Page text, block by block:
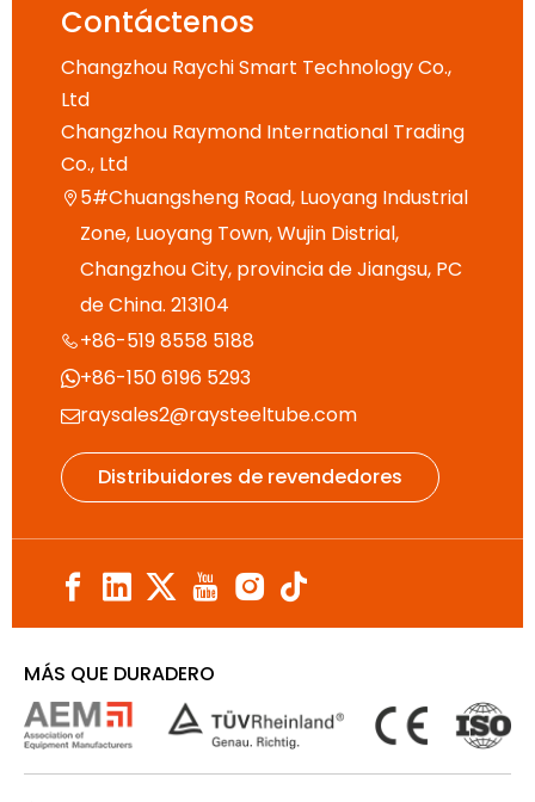
Contáctenos
Changzhou Raychi Smart Technology Co.,
Ltd
Changzhou Raymond International Trading
Co., Ltd
 5#Chuangsheng Road, Luoyang Industrial
Zone, Luoyang Town, Wujin Distrial,
Changzhou City, provincia de Jiangsu, PC
de China. 213104
+86-519 8558 5188
+86-150 6196 5293
raysales2@raysteeltube.com
Distribuidores de revendedores
MÁS QUE DURADERO